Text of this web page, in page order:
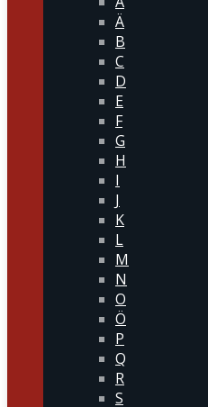
Ä
B
C
D
E
F
G
H
I
J
K
L
M
N
O
Ö
P
Q
R
S